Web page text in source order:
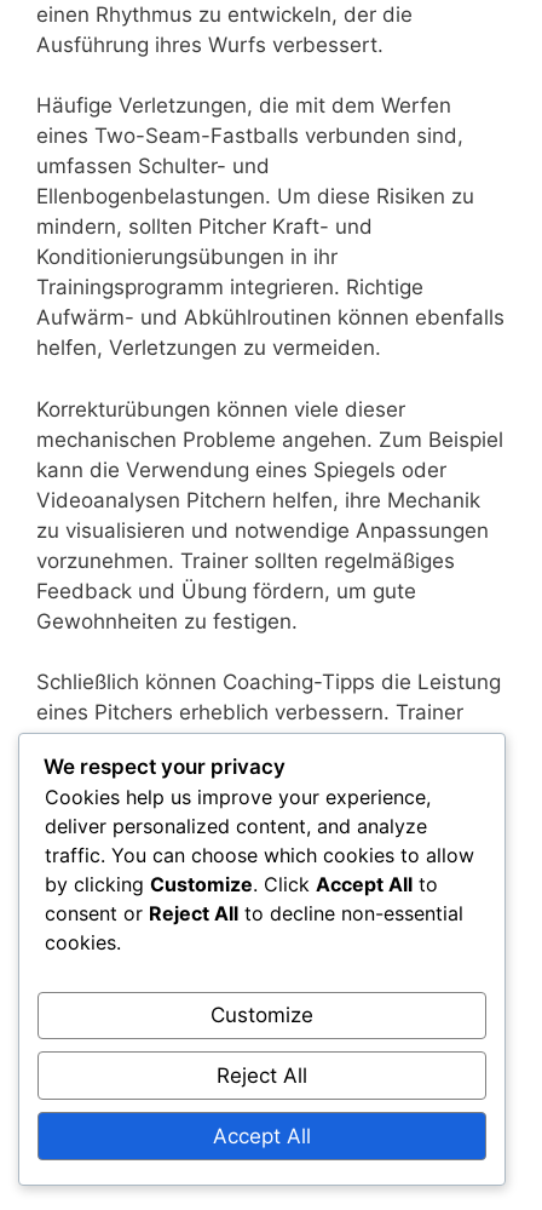
einen Rhythmus zu entwickeln, der die
Ausführung ihres Wurfs verbessert.
Häufige Verletzungen, die mit dem Werfen
eines Two-Seam-Fastballs verbunden sind,
umfassen Schulter- und
Ellenbogenbelastungen. Um diese Risiken zu
mindern, sollten Pitcher Kraft- und
Konditionierungsübungen in ihr
Trainingsprogramm integrieren. Richtige
Aufwärm- und Abkühlroutinen können ebenfalls
helfen, Verletzungen zu vermeiden.
Korrekturübungen können viele dieser
mechanischen Probleme angehen. Zum Beispiel
kann die Verwendung eines Spiegels oder
Videoanalysen Pitchern helfen, ihre Mechanik
zu visualisieren und notwendige Anpassungen
vorzunehmen. Trainer sollten regelmäßiges
Feedback und Übung fördern, um gute
Gewohnheiten zu festigen.
Schließlich können Coaching-Tipps die Leistung
eines Pitchers erheblich verbessern. Trainer
und individuelles Feedback geben. Regelmäßig
geplante Übungseinheiten, die sich auf den
Two-Seam-Fastball konzentrieren, können
Pitchern helfen, ihre Technik zu verfeinern und
Selbstvertrauen aufzubauen.
Verwandte Artikel
Changeup-Variationen: Typen,
Verwendung, Effektivität
Changeup-Vergleiche: Typen, Vorteile,
Nachteile
Fastball Performance: Statistiken,
Erfolgsquoten, Analyse
We respect your privacy
Cookies help us improve your experience,
deliver personalized content, and analyze
traffic. You can choose which cookies to allow
by clicking Customize. Click Accept All to
consent or Reject All to decline non-essential
cookies.
Customize
Reject All
Accept All